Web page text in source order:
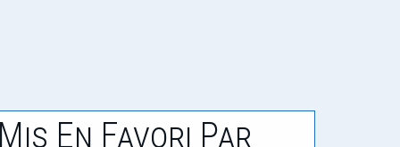
Mis En Favori Par